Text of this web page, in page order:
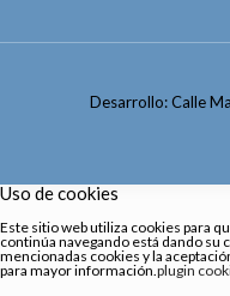
Desarrollo: Calle
Uso de cookies
Este sitio web utiliza cookies para
continúa navegando está dando su
mencionadas cookies y la
para mayor información.plugin